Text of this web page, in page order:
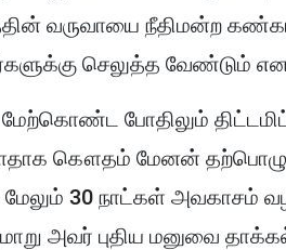
வருவாயை நீதிமன்ற
செலுத்த வேண்டும் என
போதிலும்
கௌதம் மேனன்
30 நாட்கள் அவகாசம்
அவர் புதிய மனுவை